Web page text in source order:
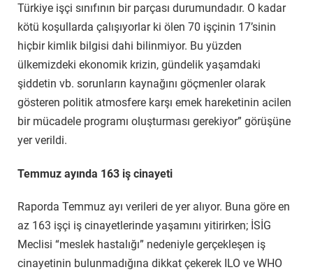
Türkiye işçi sınıfının bir parçası durumundadır. O kadar
kötü koşullarda çalışıyorlar ki ölen 70 işçinin 17’sinin
hiçbir kimlik bilgisi dahi bilinmiyor. Bu yüzden
ülkemizdeki ekonomik krizin, gündelik yaşamdaki
şiddetin vb. sorunların kaynağını göçmenler olarak
gösteren politik atmosfere karşı emek hareketinin acilen
bir mücadele programı oluşturması gerekiyor” görüşüne
yer verildi.
Temmuz ayında 163 iş cinayeti
Raporda Temmuz ayı verileri de yer alıyor. Buna göre en
az 163 işçi iş cinayetlerinde yaşamını yitirirken; İSİG
Meclisi “meslek hastalığı” nedeniyle gerçekleşen iş
cinayetinin bulunmadığına dikkat çekerek ILO ve WHO